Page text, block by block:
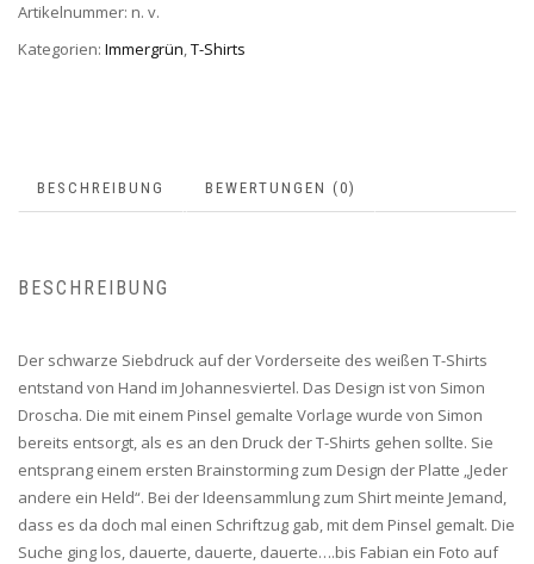
Artikelnummer: n. v.
Kategorien: Immergrün,T-Shirts
BESCHREIBUNG BEWERTUNGEN (0)
BESCHREIBUNG
Der schwarze Siebdruck auf der Vorderseite des weißen T-Shirts
entstand von Hand im Johannesviertel. Das Design ist von Simon
Droscha. Die mit einem Pinsel gemalte Vorlage wurde von Simon
bereits entsorgt, als es an den Druck der T-Shirts gehen sollte. Sie
entsprang einem ersten Brainstorming zum Design der Platte „Jeder
andere ein Held“. Bei der Ideensammlung zum Shirt meinte Jemand,
dass es da doch mal einen Schriftzug gab, mit dem Pinsel gemalt. Die
Suche ging los, dauerte, dauerte, dauerte….bis Fabian ein Foto auf